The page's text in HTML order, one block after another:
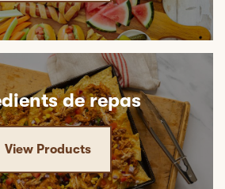
de repas
View Products